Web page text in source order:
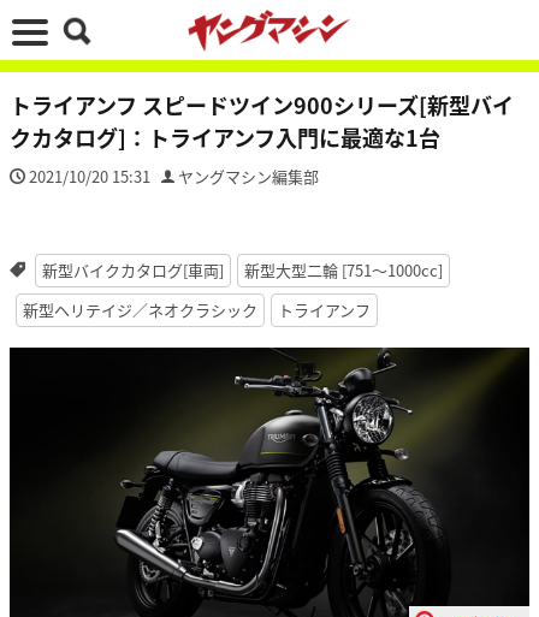
トライアンフ スピードツイン900シリーズ[新型バイ
クカタログ]：トライアンフ入門に最適な1台
2021/10/20 15:31 ヤングマシン編集部
新型バイクカタログ[車両]
新型大型二輪 [751〜1000cc]
新型ヘリテイジ／ネオクラシック
トライアンフ